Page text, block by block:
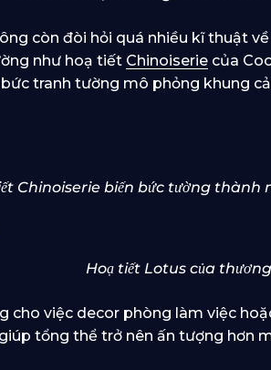
còn đòi hỏi quá nhiều kĩ thuật
như hoạ tiết Chinoiserie của
tranh tường mô phỏng khung
Chinoiserie biến bức tường
Hoạ tiết Lotus của
cho việc decor phòng làm việc
tổng thể trở nên ấn tượng hơn